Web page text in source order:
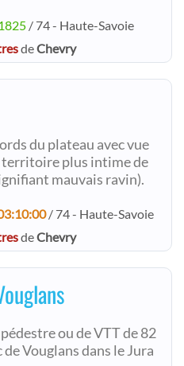
/ 74 - Haute-Savoie
deChevry
du plateau avec vue
territoire plus intime de
mauvais ravin).
/ 74 - Haute-Savoie
deChevry
ou de VTT de 82
Vouglans dans le Jura